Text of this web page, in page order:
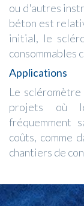
ou d'autres
béton est
initial, le
consommables
Applications
Le
projets où
fréquemment
coûts, comme
chantiers de